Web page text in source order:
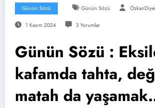
Günün Sözü Günün Sözü
1 Kasım 2024 3 Yorumlar
Günün Sözü :
kafamda tahta,
matah da